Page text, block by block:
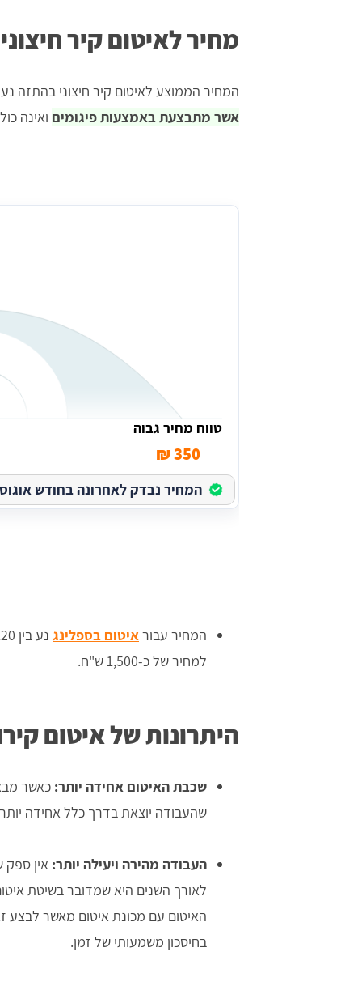
מחיר לאיטום קיר
המחיר הממוצע לאיטום קיר חיצוני בהתזה נע בין 250 ל-350 ש"ח
אשר מתבצעת באמצעות פיגומים ואינה
טווח מחיר גבוה
350 ₪
המחיר נבדק לאחרונה בחודש אוגוסט
המחיר עבוראיטום בספלינג
למחיר של כ-1,500 ש"ח.
היתרונות של איטום
שכבת האיטום אחידה יותר: כאשר
שהעבודה יוצאת בדרך כלל אחידה
העבודה מהירה ויעילה יותר: אין
לאורך השנים היא שמדובר בשיטת
האיטום עם מכונת איטום מאשר לבצע
בחיסכון משמעותי של זמן.